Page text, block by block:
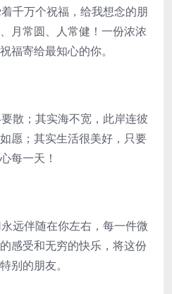
千万个祝福，给我想念的朋
月常圆、人常健！一份浓浓
福寄给最知心的你。
散；其实海不宽，此岸连彼
愿；其实生活很美好，只要
每一天！
远伴随在你左右，每一件微
感受和无穷的快乐，将这份
别的朋友。